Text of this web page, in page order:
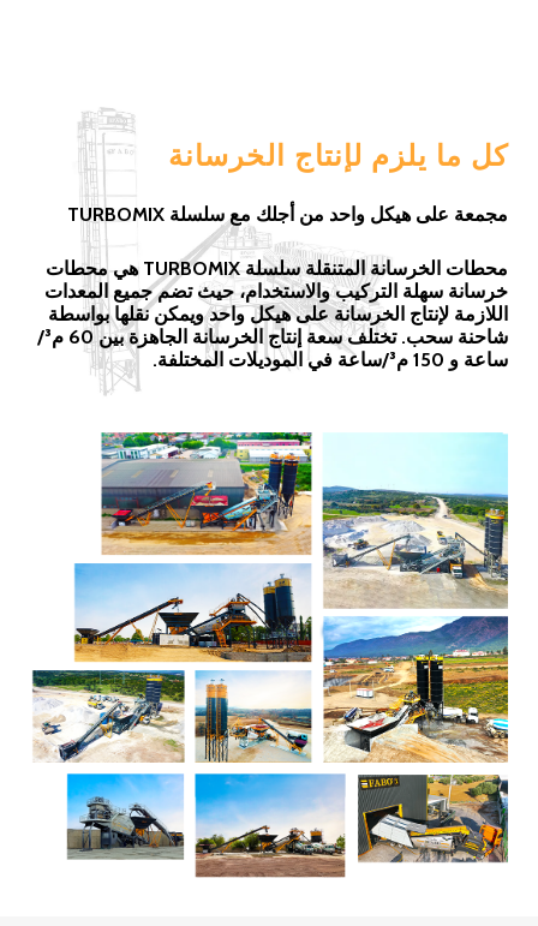
كل ما يلزم لإنتاج الخرسانة
مجمعة على هيكل واحد من أجلك مع سلسلة TURBOMIX
محطات الخرسانة المتنقلة سلسلة TURBOMIX هي محطات
خرسانة سهلة التركيب والاستخدام، حيث تضم جميع المعدات
اللازمة لإنتاج الخرسانة على هيكل واحد ويمكن نقلها بواسطة
شاحنة سحب. تختلف سعة إنتاج الخرسانة الجاهزة بين 60 م³/
ساعة و 150 م³/ساعة في الموديلات المختلفة.